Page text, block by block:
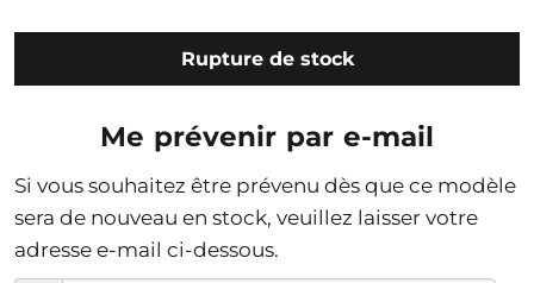
Rupture de stock
Me prévenir par e-mail
Si vous souhaitez être prévenu dès que ce modèle
sera de nouveau en stock, veuillez laisser votre
adresse e-mail ci-dessous.